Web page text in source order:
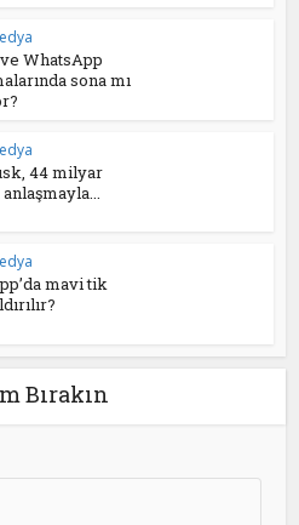
WhatsApp
sona mı
44 milyar
mavi tik
Bırakın